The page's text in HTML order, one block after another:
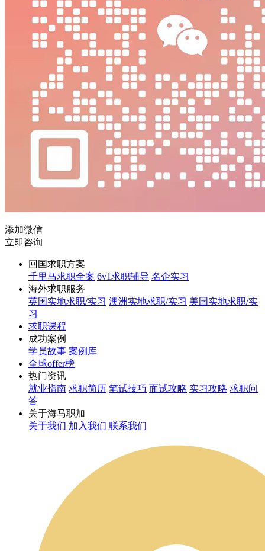
添加微信
立即咨询
回国求职方案
千里马求职全案 6v1求职辅导 名企实习
海外求职服务
英国实地求职/实习 澳洲实地求职/实习 美国实地求职/实
习
求职课程
成功案例
学员故事 案例库
全球offer榜
热门资讯
就业指南 求职简历 笔试技巧 面试攻略 实习攻略 求职问
答
关于海马职加
关于我们 加入我们 联系我们